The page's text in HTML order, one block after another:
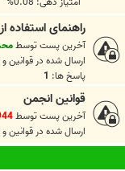
راهنمای استفاده
آخرین پست توسط
ارسال شده در قوانين
پاسخ ها: 1
قوانین انجمن
آخرین پست توسط
ارسال شده در قوانين